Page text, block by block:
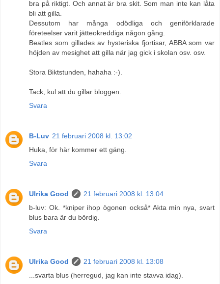
bra på riktigt. Och annat är bra skit. Som man inte kan låta
bli att gilla.
Dessutom har många odödliga och geniförklarade
företeelser varit jätteokreddiga någon gång.
Beatles som gillades av hysteriska fjortisar, ABBA som var
höjden av mesighet att gilla när jag gick i skolan osv. osv.
Stora Biktstunden, hahaha :-).
Tack, kul att du gillar bloggen.
Svara
B-Luv 21 februari 2008 kl. 13:02
Huka, för här kommer ett gäng.
Svara
Ulrika Good
21 februari 2008 kl. 13:04
b-luv: Ok. *kniper ihop ögonen också* Akta min nya, svart
blus bara är du bördig.
Svara
Ulrika Good
21 februari 2008 kl. 13:08
...svarta blus (herregud, jag kan inte stavva idag).